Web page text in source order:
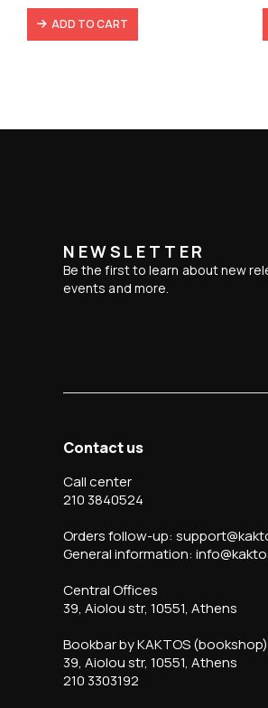
86,31 €.60,40 €.
ADD TO CART
NEWSLETTER
Be the first to learn about new
events and more.
Contact us
Call center
210 3840524
Orders follow-up:
General information:
Central Offices
39, Aiolou str, 10551, Athens
Bookbar by KAKTOS (bookshop)
39, Aiolou str, 10551, Athens
210 3303192